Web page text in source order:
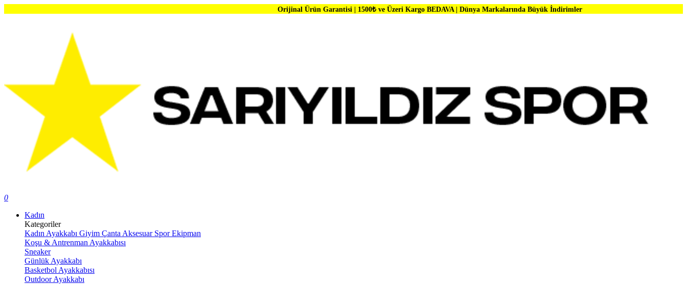
Orijinal Ürün Garantisi | 1500₺ ve Üzeri Kargo BEDAVA | Dünya Markalarında Büyük İndirimler
0
Kadın
Kategoriler
Kadın Ayakkabı Giyim Çanta Aksesuar Spor Ekipman
Koşu & Antrenman Ayakkabısı
Sneaker
Günlük Ayakkabı
Basketbol Ayakkabısı
Outdoor Ayakkabı